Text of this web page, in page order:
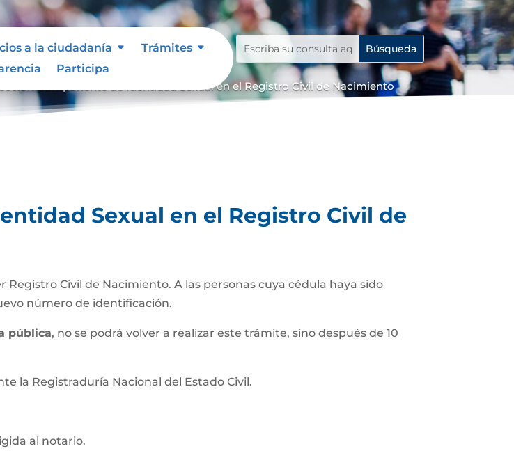
a la ciudadanía
Trámites
Participa
Componente de Identidad Sexual en el Registro Civil de Nacimiento
Sexual en el Registro Civil de
Civil de Nacimiento. A las personas cuya cédula haya sido
número de identificación.
pública, no se podrá volver a realizar este trámite, sino después de 10
la Registraduría Nacional del Estado Civil.
al notario.